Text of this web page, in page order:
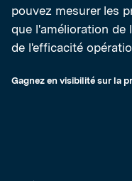
pouvez mesurer les
que l'amélioration de
de l'efficacité
Gagnez en visibilité sur la